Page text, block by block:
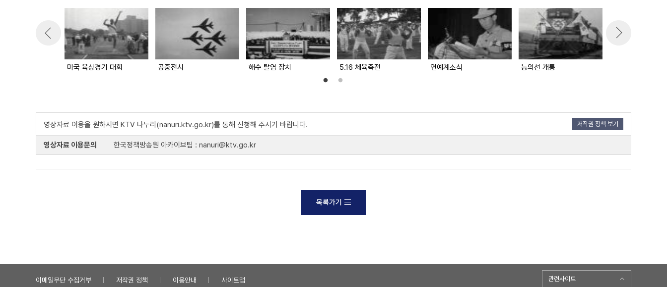
미국 육상경기 대회 공중전시 해수 탈염 장치 5.16 체육축전 연예계소식 능의선 개통
영상자료 이용을 원하시면 KTV 나누리(nanuri.ktv.go.kr)를 통해 신청해 주시기 바랍니다. 저작권 정책 보기
영상자료 이용문의 한국정책방송원 아카이브팀 : nanuri@ktv.go.kr
목록가기
이메일무단 수집거부 저작권 정책 이용안내 사이트맵 관련사이트